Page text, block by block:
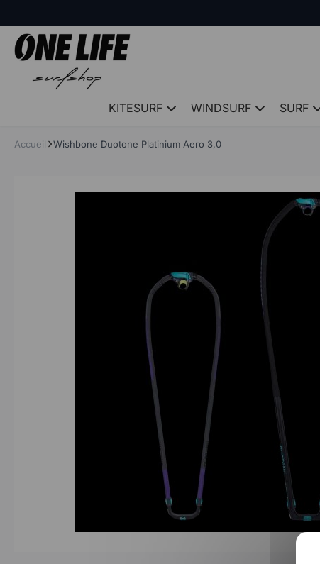
KITESURF WINDSURF SURF
Accueil Wishbone Duotone Platinium Aero 3,0